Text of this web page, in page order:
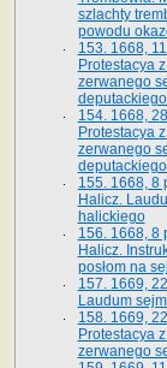
szlachty
powodu
153. 1668,
Protestacya
zerwanego
154. 1668,
Protestacya
zerwanego
155. 1668, 8
Halicz.
halickiego
156. 1668, 8
Halicz.
posłom na
157. 1669,
Laudum
158. 1669,
Protestacya
zerwanego